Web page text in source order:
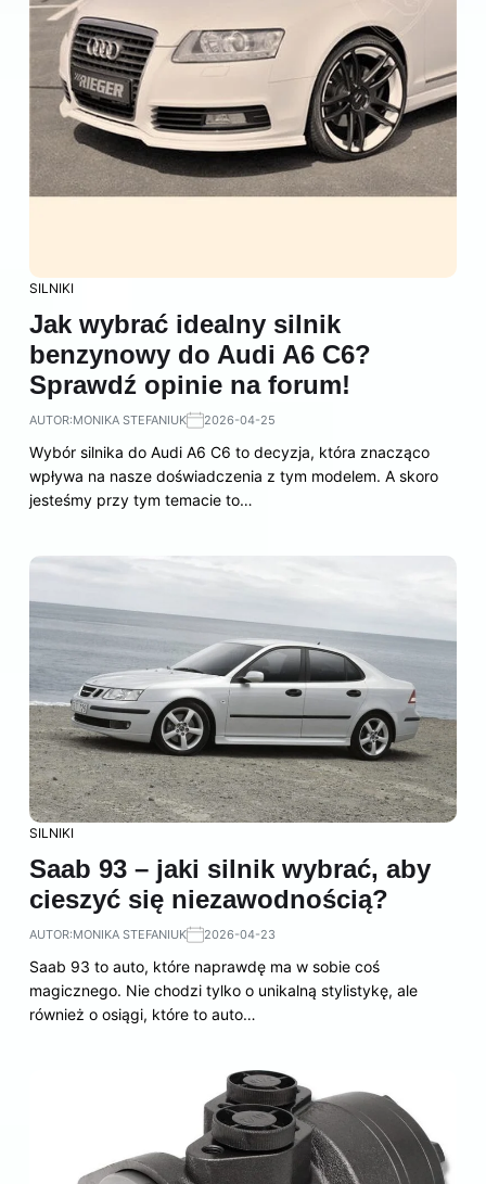
SILNIKI
Jak wybrać idealny silnik
benzynowy do Audi A6 C6?
Sprawdź opinie na forum!
AUTOR:MONIKA STEFANIUK 2026-04-25
Wybór silnika do Audi A6 C6 to decyzja, która znacząco
wpływa na nasze doświadczenia z tym modelem. A skoro
jesteśmy przy tym temacie to…
SILNIKI
Saab 93 – jaki silnik wybrać, aby
cieszyć się niezawodnością?
AUTOR:MONIKA STEFANIUK 2026-04-23
Saab 93 to auto, które naprawdę ma w sobie coś
magicznego. Nie chodzi tylko o unikalną stylistykę, ale
również o osiągi, które to auto…